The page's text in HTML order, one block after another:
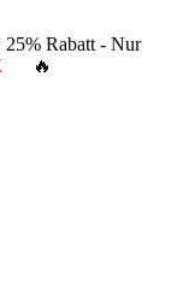
Rabatt - Nur
🔥